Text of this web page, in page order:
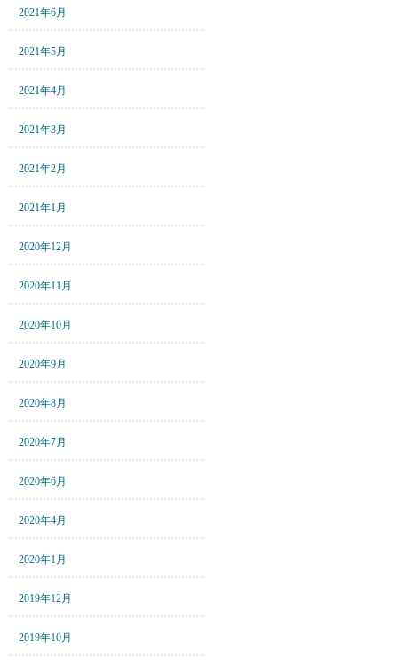
2021年6月
2021年5月
2021年4月
2021年3月
2021年2月
2021年1月
2020年12月
2020年11月
2020年10月
2020年9月
2020年8月
2020年7月
2020年6月
2020年4月
2020年1月
2019年12月
2019年10月